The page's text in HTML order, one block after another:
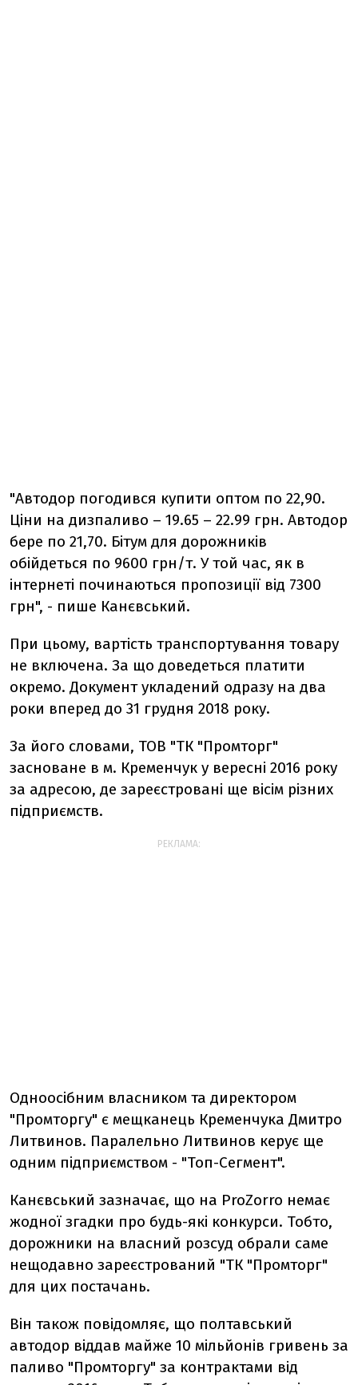
"Автодор погодився купити оптом по 22,90.
Ціни на дизпаливо – 19.65 – 22.99 грн. Автодор
бере по 21,70. Бітум для дорожників
обійдеться по 9600 грн/т. У той час, як в
інтернеті починаються пропозиції від 7300
грн", - пише Канєвський.
При цьому, вартість транспортування товару
не включена. За що доведеться платити
окремо. Документ укладений одразу на два
роки вперед до 31 грудня 2018 року.
За його словами, ТОВ "ТК "Промторг"
засноване в м. Кременчук у вересні 2016 року
за адресою, де зареєстровані ще вісім різних
підприємств.
РЕКЛАМА:
Одноосібним власником та директором
"Промторгу" є мещканець Кременчука Дмитро
Литвинов. Паралельно Литвинов керує ще
одним підприємством - "Топ-Сегмент".
Канєвський зазначає, що на ProZorro немає
жодної згадки про будь-які конкурси. Тобто,
дорожники на власний розсуд обрали саме
нещодавно зареєстрований "ТК "Промторг"
для цих постачань.
Він також повідомляє, що полтавський
автодор віддав майже 10 мільйонів гривень за
паливо "Промторгу" за контрактами від